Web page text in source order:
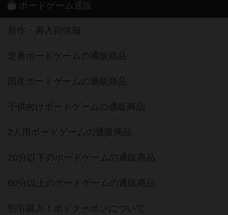
ボードゲーム通販
新作・再入荷情報
定番ボードゲームの通販商品
国産ボードゲームの通販商品
子供向けボードゲームの通販商品
2人用ボードゲームの通販商品
20分以下のボードゲームの通販商品
60分以上のボードゲームの通販商品
割引購入！ボドクーポンについて